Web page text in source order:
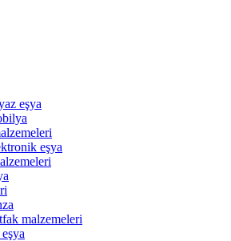
eşya
eşya
malzemeleri